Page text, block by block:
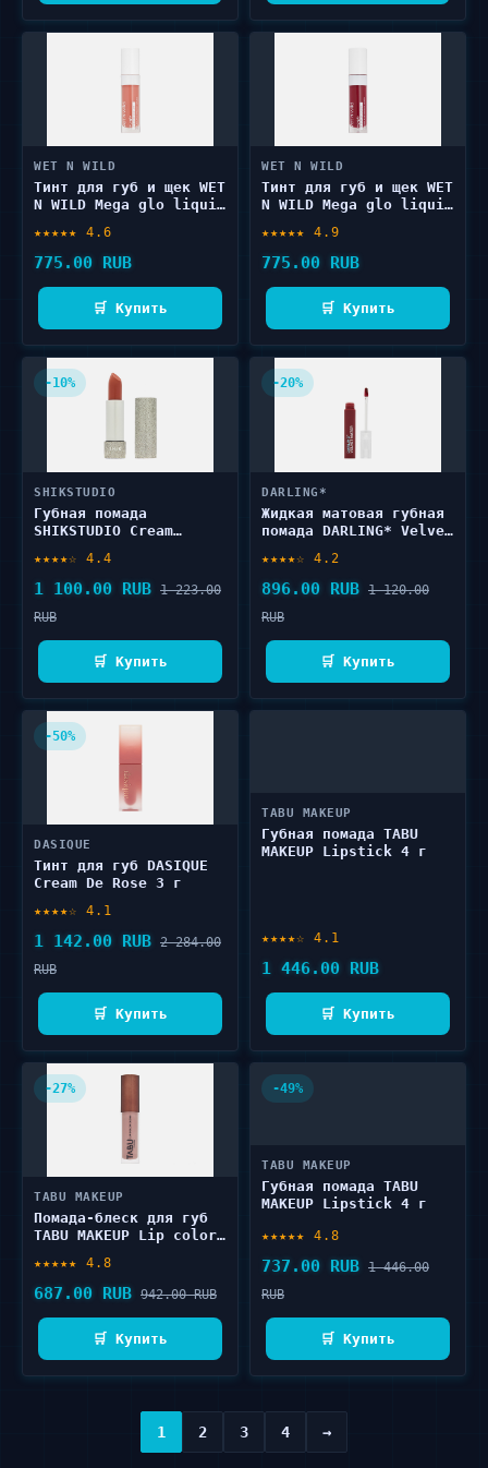
WET N WILD
Тинт для губ и щек WET
N WILD Mega glo liquid
★★★★★ 4.6
775.00 RUB
🛒 Купить
WET N WILD
Тинт для губ и щек WET
N WILD Mega glo liquid
★★★★★ 4.9
775.00 RUB
🛒 Купить
-10%
SHIKSTUDIO
Губная помада
SHIKSTUDIO Сream
★★★★☆ 4.4
1 100.00 RUB 1 223.00
RUB
🛒 Купить
-20%
DARLING*
Жидкая матовая губная
помада DARLING* Velvet
★★★★☆ 4.2
896.00 RUB 1 120.00
RUB
🛒 Купить
-50%
DASIQUE
Тинт для губ DASIQUE
Cream De Rose 3 г
★★★★☆ 4.1
1 142.00 RUB 2 284.00
RUB
🛒 Купить
TABU MAKEUP
Губная помада TABU
MAKEUP Lipstick 4 г
★★★★☆ 4.1
1 446.00 RUB
🛒 Купить
-27%
TABU MAKEUP
Помада-блеск для губ
TABU MAKEUP Lip color
★★★★★ 4.8
687.00 RUB 942.00 RUB
🛒 Купить
-49%
TABU MAKEUP
Губная помада TABU
MAKEUP Lipstick 4 г
★★★★★ 4.8
737.00 RUB 1 446.00
RUB
🛒 Купить
1 2 3 4 →